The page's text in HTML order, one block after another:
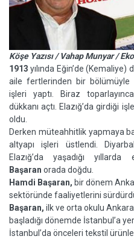
Köşe Yazısı / Vahap Munyar /
1913yılında Eğin’de (Kemaliye)
aile fertlerinden bir bölümüyle
işleri yaptı. Biraz
dükkanı açtı. Elazığ’da girdiği
oldu.
Derken müteahhitlik yapmaya
altyapı işleri üstlendi.
Elazığ’da yaşadığı
Başaran orada doğdu.
Hamdi Başaran, bir dönem
sektöründe faaliyetlerini
Başaran, ilk ve orta okulu
başladığı dönemde İstanbul’a
İstanbul’da önceleri tekstil